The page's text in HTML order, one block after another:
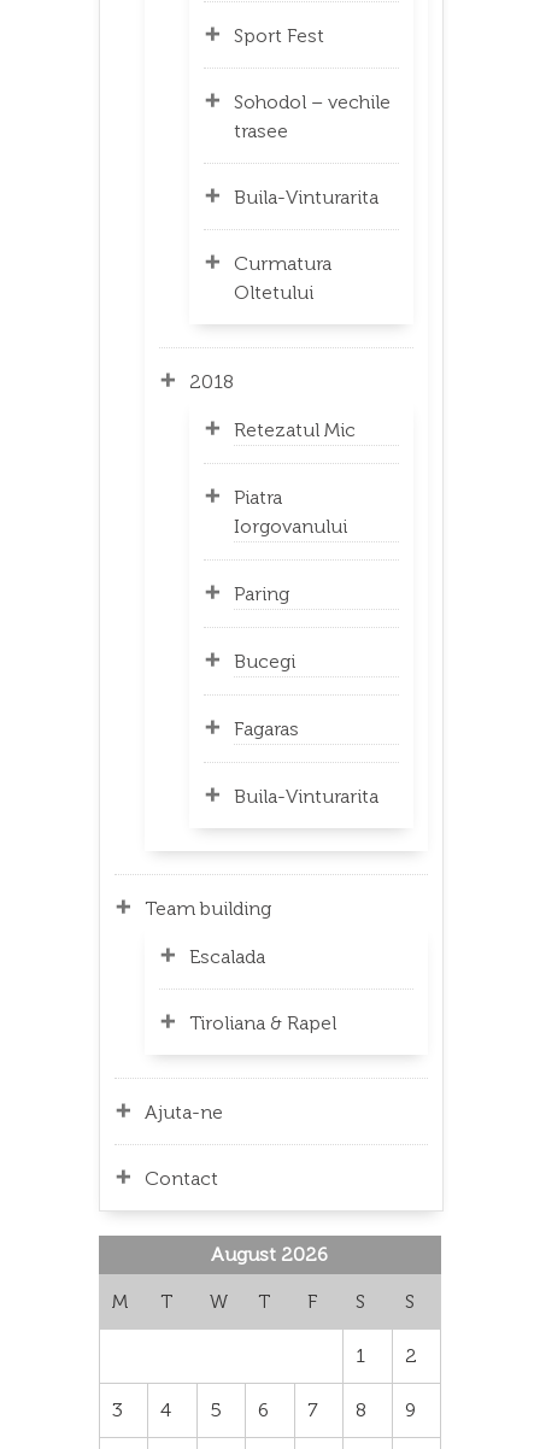
Sport Fest
Sohodol – vechile
trasee
Buila-Vinturarita
Curmatura
Oltetului
2018
Retezatul Mic
Piatra
Iorgovanului
Paring
Bucegi
Fagaras
Buila-Vinturarita
Team building
Escalada
Tiroliana & Rapel
Ajuta-ne
Contact
August 2026
M T W T F S S
1 2
3 4 5 6 7 8 9